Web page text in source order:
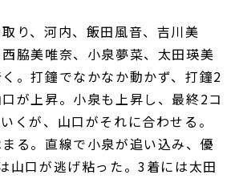
り、河内、飯田風音、吉川美
脇美唯奈、小泉夢菜、太田瑛美
。打鐘でなかなか動かず、打鐘2
が上昇。小泉も上昇し、最終2コ
くが、山口がそれに合わせる。
る。直線で小泉が追い込み、優
山口が逃げ粘った。3着には太田